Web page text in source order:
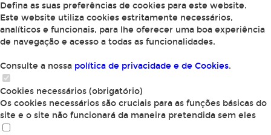
Defina as suas preferências de cookies para este website.
Este website utiliza cookies estritamente necessários,
analíticos e funcionais, para lhe oferecer uma boa experiência
de navegação e acesso a todas as funcionalidades.
Consulte a nossa política de privacidade e de Cookies.
Cookies necessários (obrigatório)
Os cookies necessários são cruciais para as funções básicas do
site e o site não funcionará da maneira pretendida sem eles